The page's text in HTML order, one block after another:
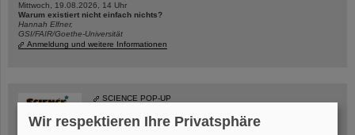
Mittwoch, 19.08.2026, 14 Uhr
Warum existiert nicht einfach nichts?
Hannah Elfner,
GSI/FAIR/Goethe-Universität
Anmeldung und weitere Informationen
SCIENCE POP-UP
12 – 17 Uhr
Sa, 11.07.26, 10:30-16:00 Uhr
Wir respektieren Ihre Privatsphäre